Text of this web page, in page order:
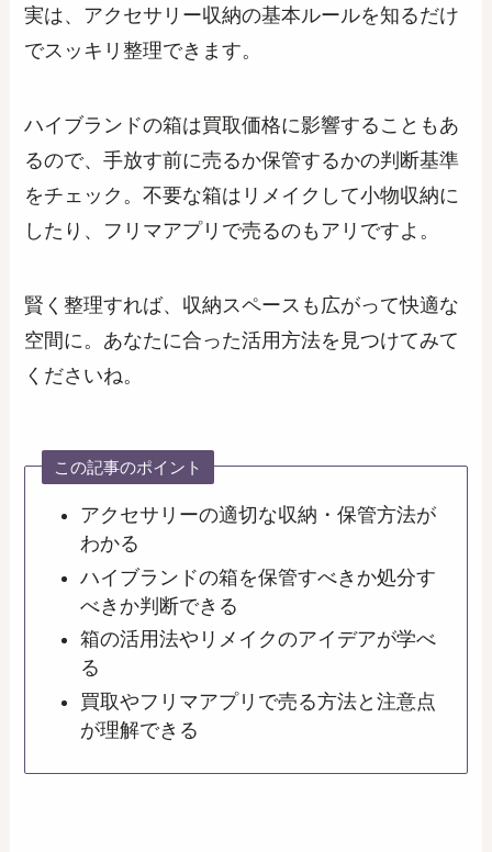
実は、アクセサリー収納の基本ルールを知るだけ
でスッキリ整理できます。
ハイブランドの箱は買取価格に影響することもあ
るので、手放す前に売るか保管するかの判断基準
をチェック。不要な箱はリメイクして小物収納に
したり、フリマアプリで売るのもアリですよ。
賢く整理すれば、収納スペースも広がって快適な
空間に。あなたに合った活用方法を見つけてみて
くださいね。
この記事のポイント
アクセサリーの適切な収納・保管方法が
わかる
ハイブランドの箱を保管すべきか処分す
べきか判断できる
箱の活用法やリメイクのアイデアが学べ
る
買取やフリマアプリで売る方法と注意点
が理解できる